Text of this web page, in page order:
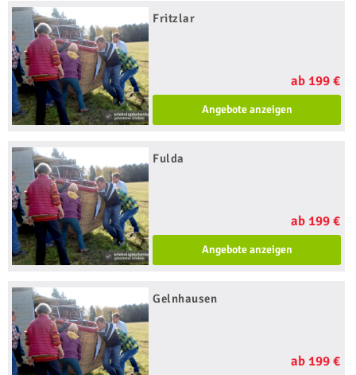
Fritzlar
ab 199 €
Angebote anzeigen
Fulda
ab 199 €
Angebote anzeigen
Gelnhausen
ab 199 €